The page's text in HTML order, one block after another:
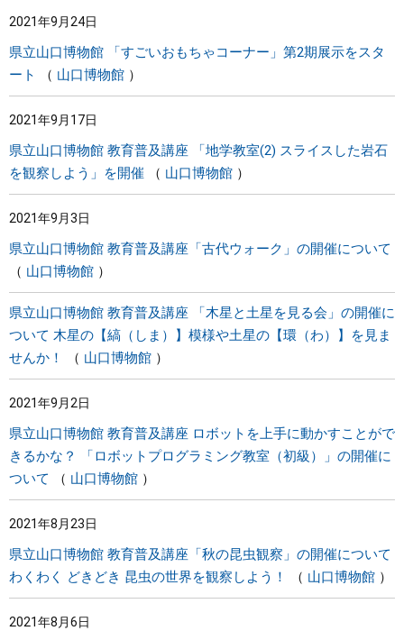
2021年9月24日
県立山口博物館 「すごいおもちゃコーナー」第2期展示をスタ
ート
山口博物館
2021年9月17日
県立山口博物館 教育普及講座 「地学教室(2) スライスした岩石
を観察しよう」を開催
山口博物館
2021年9月3日
県立山口博物館 教育普及講座「古代ウォーク」の開催について
山口博物館
県立山口博物館 教育普及講座 「木星と土星を見る会」の開催に
ついて 木星の【縞（しま）】模様や土星の【環（わ）】を見ま
せんか！
山口博物館
2021年9月2日
県立山口博物館 教育普及講座 ロボットを上手に動かすことがで
きるかな？ 「ロボットプログラミング教室（初級）」の開催に
ついて
山口博物館
2021年8月23日
県立山口博物館 教育普及講座「秋の昆虫観察」の開催について
わくわく どきどき 昆虫の世界を観察しよう！
山口博物館
2021年8月6日